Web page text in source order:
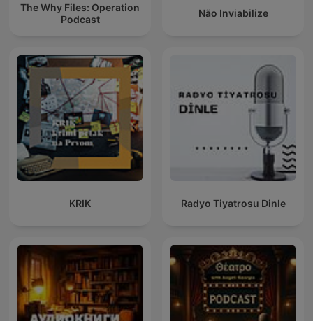
The Why Files: Operation
Podcast
Não Inviabilize
KRIK Radyo Tiyatrosu Dinle